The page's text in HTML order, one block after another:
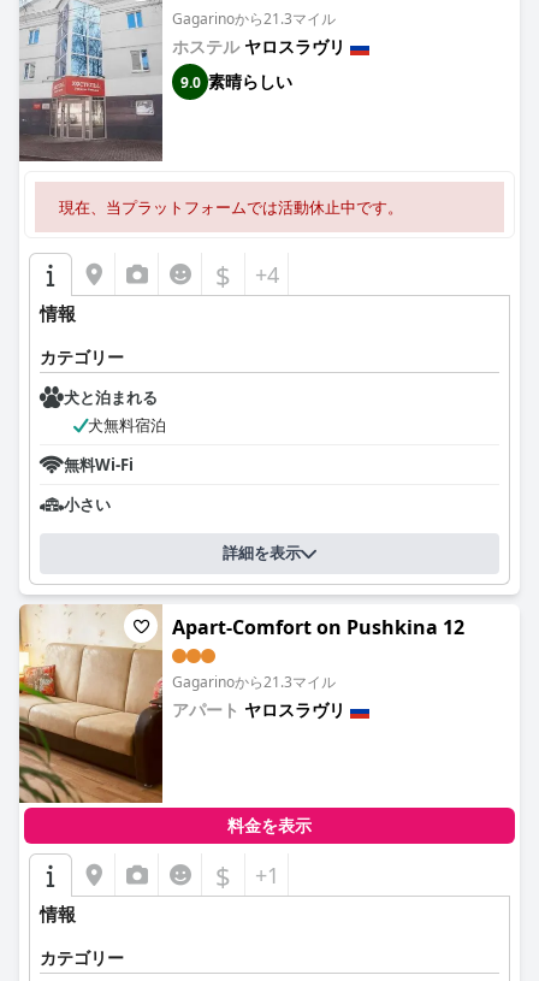
Gagarinoから21.3マイル
ホステル ヤロスラヴリ
9.0 素晴らしい
現在、当プラットフォームでは活動休止中です。
$ +4
情報
カテゴリー
犬と泊まれる
犬無料宿泊
無料Wi-Fi
小さい
詳細を表示
Apart-Comfort on Pushkina 12
Gagarinoから21.3マイル
アパート ヤロスラヴリ
料金を表示
$ +1
情報
カテゴリー